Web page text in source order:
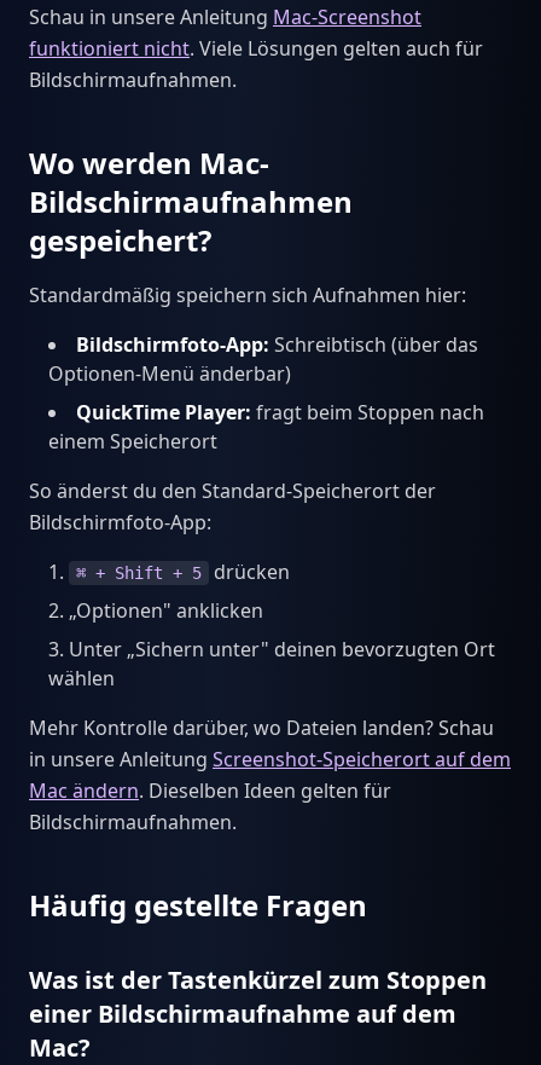
Schau in unsere Anleitung Mac-Screenshot
funktioniert nicht. Viele Lösungen gelten auch für
Bildschirmaufnahmen.
Wo werden Mac-
Bildschirmaufnahmen
gespeichert?
Standardmäßig speichern sich Aufnahmen hier:
Bildschirmfoto-App: Schreibtisch (über das
Optionen-Menü änderbar)
QuickTime Player: fragt beim Stoppen nach
einem Speicherort
So änderst du den Standard-Speicherort der
Bildschirmfoto-App:
⌘ + Shift + 5
drücken
„Optionen" anklicken
Unter „Sichern unter" deinen bevorzugten Ort
wählen
Mehr Kontrolle darüber, wo Dateien landen? Schau
in unsere Anleitung Screenshot-Speicherort auf dem
Mac ändern. Dieselben Ideen gelten für
Bildschirmaufnahmen.
Häufig gestellte Fragen
Was ist der Tastenkürzel zum Stoppen
einer Bildschirmaufnahme auf dem
Mac?